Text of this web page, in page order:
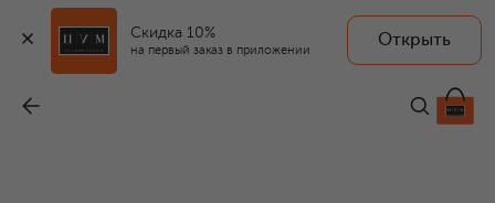
Скидка 10%
на первый заказ в приложении
Открыть
23 150 ₽